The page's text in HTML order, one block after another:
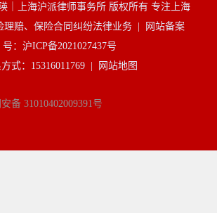
｜上海沪派律师事务所 版权所有 专注上海
理赔、保险合同纠纷法律业务 |
网站备案
号：沪ICP备2021027437号
式：15316011769 |
网站地图
备 31010402009391号